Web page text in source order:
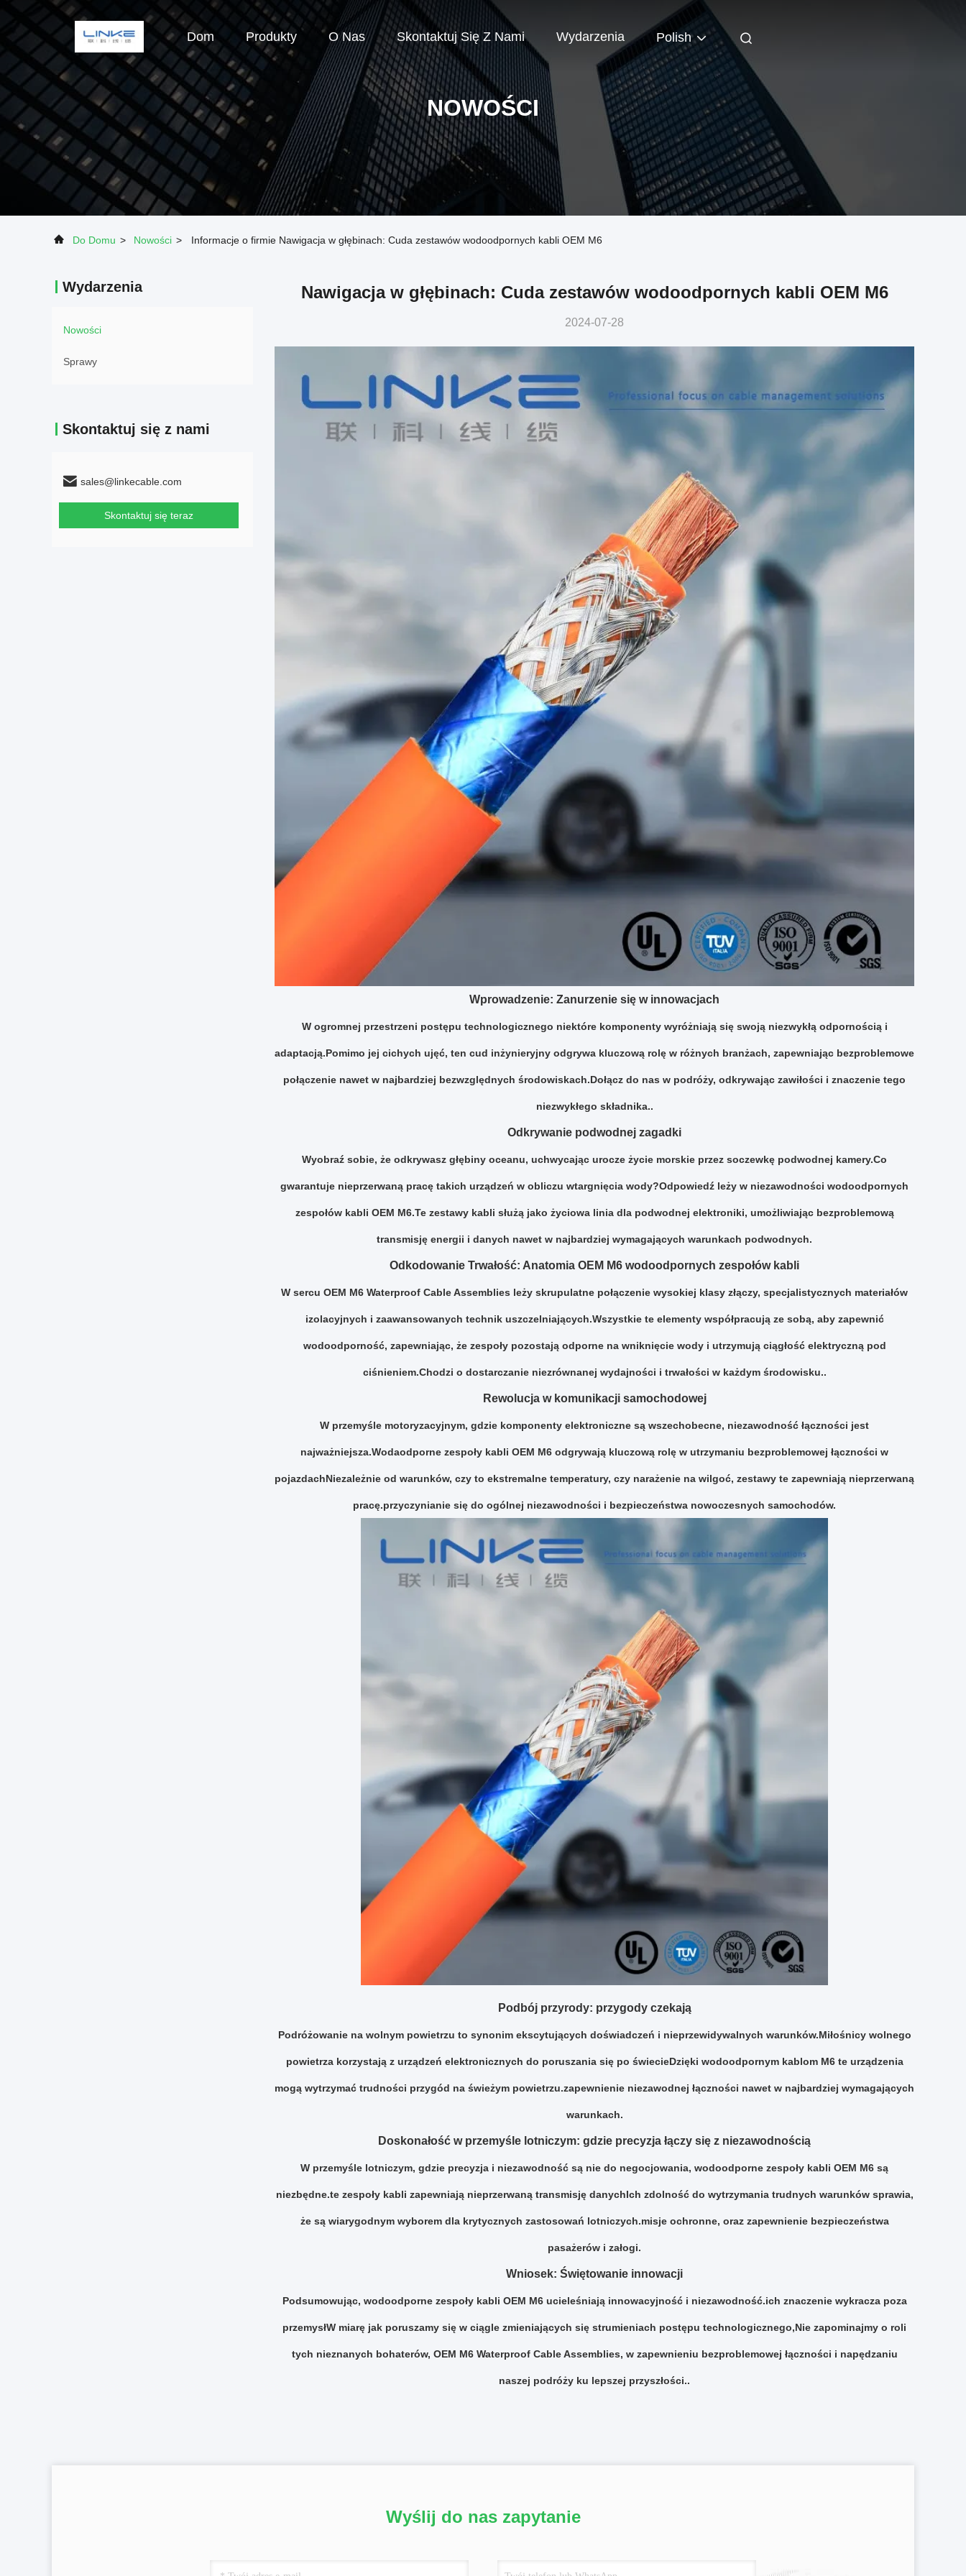
Dom Produkty O Nas Skontaktuj Się Z Nami Wydarzenia Polish
NOWOŚCI
Do Domu > Nowości > Informacje o firmie Nawigacja w głębinach: Cuda zestawów wodoodpornych kabli OEM M6
Wydarzenia
Nowości
Sprawy
Skontaktuj się z nami
sales@linkecable.com
Skontaktuj się teraz
Nawigacja w głębinach: Cuda zestawów wodoodpornych kabli OEM M6
2024-07-28
Wprowadzenie: Zanurzenie się w innowacjach
W ogromnej przestrzeni postępu technologicznego niektóre komponenty wyróżniają się swoją niezwykłą odpornością i
adaptacją.Pomimo jej cichych ujęć, ten cud inżynieryjny odgrywa kluczową rolę w różnych branżach, zapewniając bezproblemowe
połączenie nawet w najbardziej bezwzględnych środowiskach.Dołącz do nas w podróży, odkrywając zawiłości i znaczenie tego
niezwykłego składnika..
Odkrywanie podwodnej zagadki
Wyobraź sobie, że odkrywasz głębiny oceanu, uchwycając urocze życie morskie przez soczewkę podwodnej kamery.Co
gwarantuje nieprzerwaną pracę takich urządzeń w obliczu wtargnięcia wody?Odpowiedź leży w niezawodności wodoodpornych
zespołów kabli OEM M6.Te zestawy kabli służą jako życiowa linia dla podwodnej elektroniki, umożliwiając bezproblemową
transmisję energii i danych nawet w najbardziej wymagających warunkach podwodnych.
Odkodowanie Trwałość: Anatomia OEM M6 wodoodpornych zespołów kabli
W sercu OEM M6 Waterproof Cable Assemblies leży skrupulatne połączenie wysokiej klasy złączy, specjalistycznych materiałów
izolacyjnych i zaawansowanych technik uszczelniających.Wszystkie te elementy współpracują ze sobą, aby zapewnić
wodoodporność, zapewniając, że zespoły pozostają odporne na wniknięcie wody i utrzymują ciągłość elektryczną pod
ciśnieniem.Chodzi o dostarczanie niezrównanej wydajności i trwałości w każdym środowisku..
Rewolucja w komunikacji samochodowej
W przemyśle motoryzacyjnym, gdzie komponenty elektroniczne są wszechobecne, niezawodność łączności jest
najważniejsza.Wodaodporne zespoły kabli OEM M6 odgrywają kluczową rolę w utrzymaniu bezproblemowej łączności w
pojazdachNiezależnie od warunków, czy to ekstremalne temperatury, czy narażenie na wilgoć, zestawy te zapewniają nieprzerwaną
pracę.przyczynianie się do ogólnej niezawodności i bezpieczeństwa nowoczesnych samochodów.
Podbój przyrody: przygody czekają
Podróżowanie na wolnym powietrzu to synonim ekscytujących doświadczeń i nieprzewidywalnych warunków.Miłośnicy wolnego
powietrza korzystają z urządzeń elektronicznych do poruszania się po świecieDzięki wodoodpornym kablom M6 te urządzenia
mogą wytrzymać trudności przygód na świeżym powietrzu.zapewnienie niezawodnej łączności nawet w najbardziej wymagających
warunkach.
Doskonałość w przemyśle lotniczym: gdzie precyzja łączy się z niezawodnością
W przemyśle lotniczym, gdzie precyzja i niezawodność są nie do negocjowania, wodoodporne zespoły kabli OEM M6 są
niezbędne.te zespoły kabli zapewniają nieprzerwaną transmisję danychIch zdolność do wytrzymania trudnych warunków sprawia,
że są wiarygodnym wyborem dla krytycznych zastosowań lotniczych.misje ochronne, oraz zapewnienie bezpieczeństwa
pasażerów i załogi.
Wniosek: Świętowanie innowacji
Podsumowując, wodoodporne zespoły kabli OEM M6 ucieleśniają innowacyjność i niezawodność.ich znaczenie wykracza poza
przemysłW miarę jak poruszamy się w ciągle zmieniających się strumieniach postępu technologicznego,Nie zapominajmy o roli
tych nieznanych bohaterów, OEM M6 Waterproof Cable Assemblies, w zapewnieniu bezproblemowej łączności i napędzaniu
naszej podróży ku lepszej przyszłości..
Wyślij do nas zapytanie